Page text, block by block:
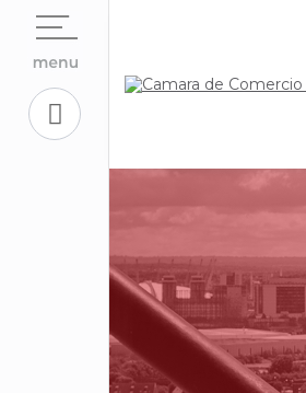
Trabaje con Nosotros
Aplicativos Corporativos.